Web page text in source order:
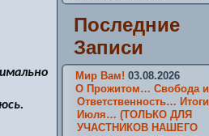
Последние
Записи
Мир Вам! 03.08.2026
О Прожитом… Свобода и
Ответственность… Итоги
Июля… (ТОЛЬКО ДЛЯ
УЧАСТНИКОВ НАШЕГО